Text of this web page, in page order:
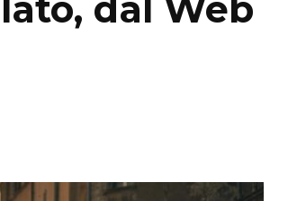
dal Web